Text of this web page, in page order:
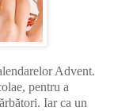
Advent.
pentru a
Iar ca un